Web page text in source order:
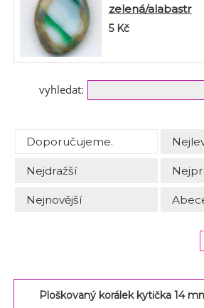
zelená/alabastr
5 Kč
vyhledat:
Doporučujeme.
Nejdražší
Nejnovější
Ploškovaný korálek kytička 14